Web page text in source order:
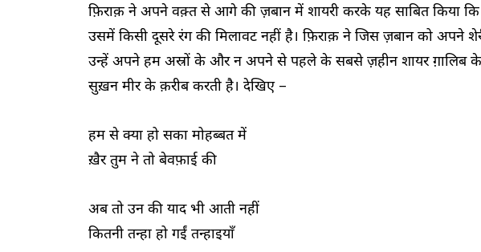
फ़िराक़ ने अपने वक़्त से आगे की ज़बान में शायरी करके यह साबित किया कि
उसमें किसी दूसरे रंग की मिलावट नहीं है। फ़िराक़ ने जिस ज़बान को अपने
उन्हें अपने हम अस्रों के और न अपने से पहले के सबसे ज़हीन शायर ग़ालिब के
सुख़न मीर के क़रीब करती है। देखिए –
हम से क्या हो सका मोहब्बत में
ख़ैर तुम ने तो बेवफ़ाई की
अब तो उन की याद भी आती नहीं
कितनी तन्हा हो गईं तन्हाइयाँ